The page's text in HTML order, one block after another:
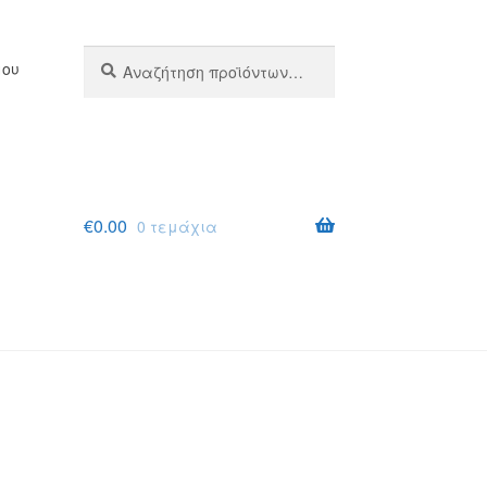
για:
€0.00 0 τεμάχια